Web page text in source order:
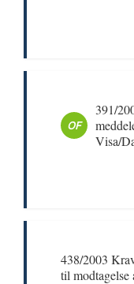
OF
391/
Visa/
438/2003
til modtagelse